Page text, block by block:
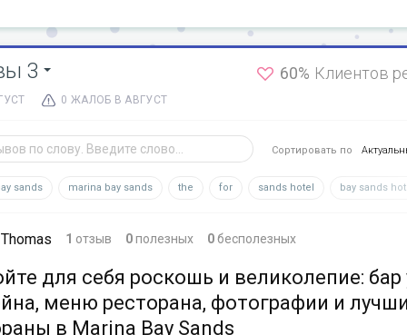
3 60% Клиентов
0 ЖАЛОБ В АВГУСТ
Сортировать по
sands marina bay sands the for sands hotel bay sands
1 отзыв 0полезных 0бесполезных
для себя роскошь и великолепие: бар
меню ресторана, фотографии и
в Marina Bay Sands